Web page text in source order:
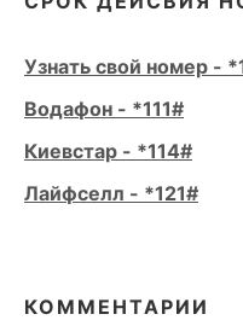
Узнать свой номер -
Водафон - *111#
Киевстар - *114#
Лайфселл - *121#
КОММЕНТАРИИ